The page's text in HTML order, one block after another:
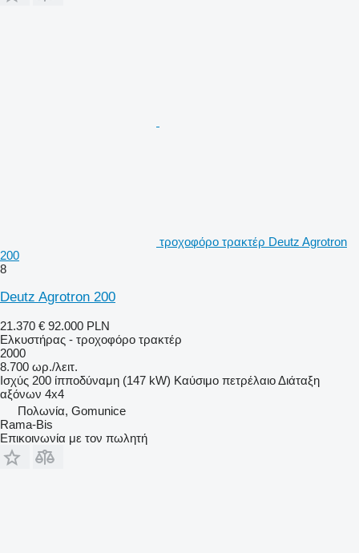
τροχοφόρο τρακτέρ Deutz Agrotron
200
8
Deutz Agrotron 200
21.370 € 92.000 PLN
Ελκυστήρας - τροχοφόρο τρακτέρ
2000
8.700 ωρ./λειτ.
Ισχύς 200 ίπποδύναμη (147 kW) Καύσιμο πετρέλαιοΔιάταξη
αξόνων 4x4
Πολωνία, Gomunice
Rama-Bis
Επικοινωνία με τον πωλητή